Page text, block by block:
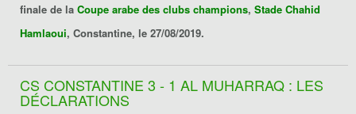
finale de la Coupe arabe des clubs champions, Stade Chahid
Hamlaoui, Constantine, le 27/08/2019.
CS CONSTANTINE 3 - 1 AL MUHARRAQ : LES
DÉCLARATIONS